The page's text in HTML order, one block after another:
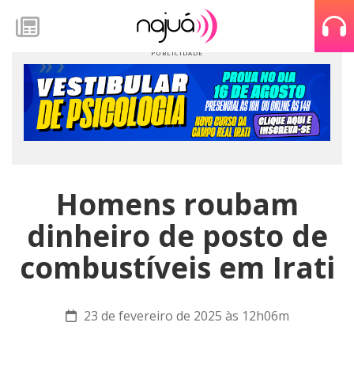
Homens roubam
dinheiro de posto de
combustíveis em Irati
23 de fevereiro de 2025 às 12h06m